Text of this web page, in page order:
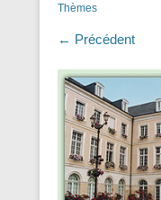
Thèmes
← Précédent